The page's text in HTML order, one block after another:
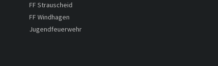
FF Strauscheid
FF Windhagen
Jugendfeuerwehr